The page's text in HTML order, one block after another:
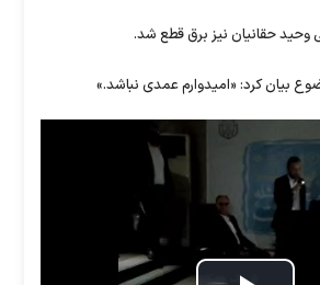
وحید حقانیان نیز برق قطع شد.
بیان کرد: «امیدوارم عمدی نباشد.»